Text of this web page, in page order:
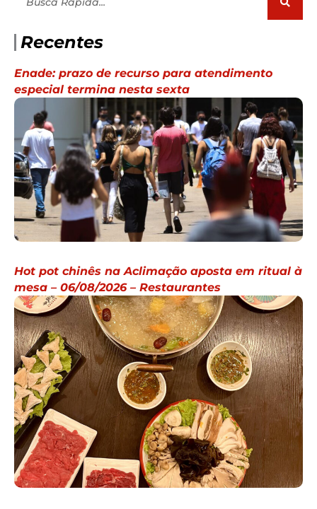
Recentes
Enade: prazo de recurso para atendimento
especial termina nesta sexta
Hot pot chinês na Aclimação aposta em ritual à
mesa – 06/08/2026 – Restaurantes